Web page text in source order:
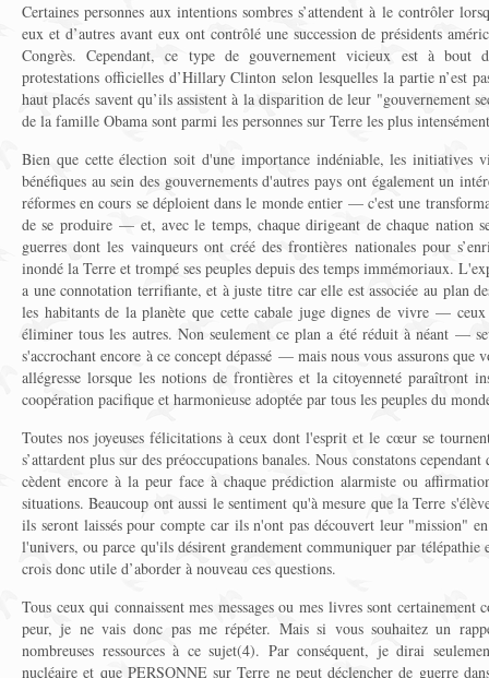
Certaines personnes aux intentions sombres s’attendent à le contrôler
eux et d’autres avant eux ont contrôlé une succession de présidents
Congrès. Cependant, ce type de gouvernement vicieux est à bout
protestations officielles d’Hillary Clinton selon lesquelles la partie n’est
haut placés savent qu’ils assistent à la disparition de leur "gouvernement
de la famille Obama sont parmi les personnes sur Terre les plus
Bien que cette élection soit d'une importance indéniable, les initiatives
bénéfiques au sein des gouvernements d'autres pays ont également un
réformes en cours se déploient dans le monde entier — c'est une
de se produire — et, avec le temps, chaque dirigeant de chaque nation
guerres dont les vainqueurs ont créé des frontières nationales pour
inondé la Terre et trompé ses peuples depuis des temps immémoriaux.
a une connotation terrifiante, et à juste titre car elle est associée au plan
les habitants de la planète que cette cabale juge dignes de vivre —
éliminer tous les autres. Non seulement ce plan a été réduit à néant —
s'accrochant encore à ce concept dépassé — mais nous vous assurons que
allégresse lorsque les notions de frontières et la citoyenneté paraîtront
coopération pacifique et harmonieuse adoptée par tous les peuples du
Toutes nos joyeuses félicitations à ceux dont l'esprit et le cœur se
s’attardent plus sur des préoccupations banales. Nous constatons
cèdent encore à la peur face à chaque prédiction alarmiste ou
situations. Beaucoup ont aussi le sentiment qu'à mesure que la Terre
ils seront laissés pour compte car ils n'ont pas découvert leur "mission"
l'univers, ou parce qu'ils désirent grandement communiquer par télépathie
crois donc utile d’aborder à nouveau ces questions.
Tous ceux qui connaissent mes messages ou mes livres sont certainement
peur, je ne vais donc pas me répéter. Mais si vous souhaitez un
nombreuses ressources à ce sujet(4). Par conséquent, je dirai
nucléaire et que PERSONNE sur Terre ne peut déclencher de guerre